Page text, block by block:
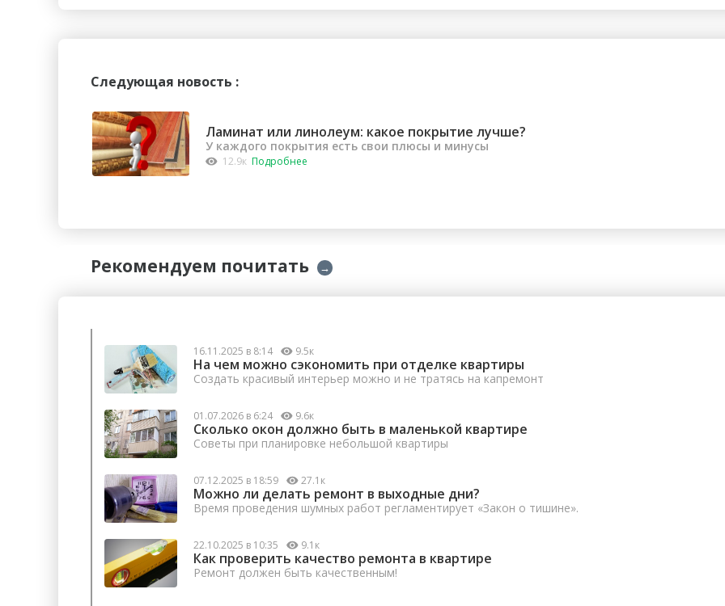
Следующая новость :
Ламинат или линолеум: какое покрытие лучше?
У каждого покрытия есть свои плюсы и минусы
12.9к Подробнее
Рекомендуем почитать →
16.11.2025 в 8:14 9.5к
На чем можно сэкономить при отделке квартиры
Создать красивый интерьер можно и не тратясь на капремонт
01.07.2026 в 6:24 9.6к
Сколько окон должно быть в маленькой квартире
Советы при планировке небольшой квартиры
07.12.2025 в 18:59 27.1к
Можно ли делать ремонт в выходные дни?
Время проведения шумных работ регламентирует «Закон о тишине».
22.10.2025 в 10:35 9.1к
Как проверить качество ремонта в квартире
Ремонт должен быть качественным!